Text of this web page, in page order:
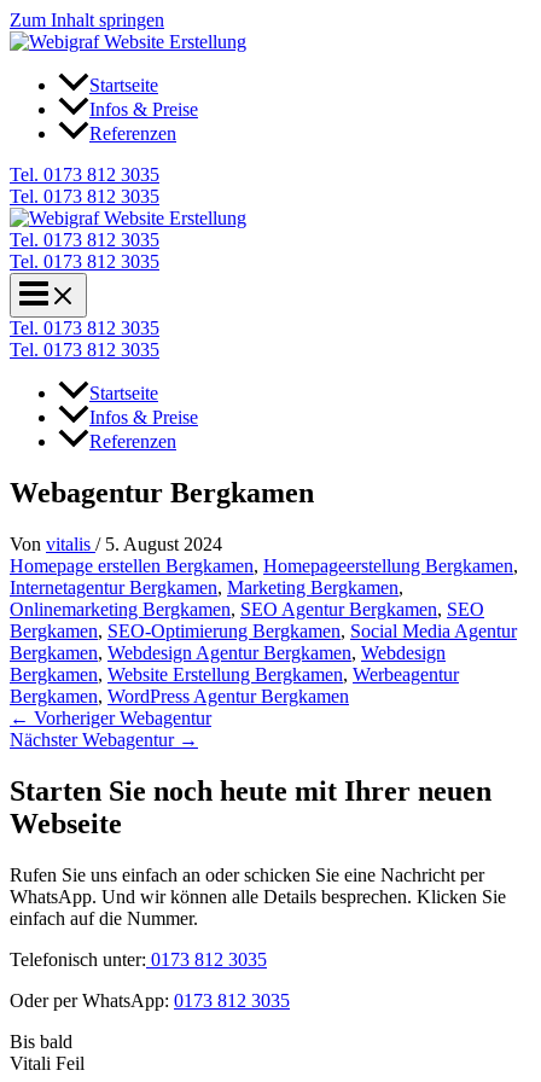
Zum Inhalt springen
Startseite
Infos & Preise
Referenzen
Tel. 0173 812 3035
Tel. 0173 812 3035
Tel. 0173 812 3035
Tel. 0173 812 3035
Tel. 0173 812 3035
Tel. 0173 812 3035
Startseite
Infos & Preise
Referenzen
Webagentur Bergkamen
Von vitalis / 5. August 2024
Homepage erstellen Bergkamen, Homepageerstellung Bergkamen,
Internetagentur Bergkamen, Marketing Bergkamen,
Onlinemarketing Bergkamen, SEO Agentur Bergkamen, SEO
Bergkamen, SEO-Optimierung Bergkamen, Social Media Agentur
Bergkamen, Webdesign Agentur Bergkamen, Webdesign
Bergkamen, Website Erstellung Bergkamen, Werbeagentur
Bergkamen, WordPress Agentur Bergkamen
← Vorheriger Webagentur
Nächster Webagentur →
Starten Sie noch heute mit Ihrer neuen
Webseite
Rufen Sie uns einfach an oder schicken Sie eine Nachricht per
WhatsApp. Und wir können alle Details besprechen. Klicken Sie
einfach auf die Nummer.
Telefonisch unter: 0173 812 3035
Oder per WhatsApp: 0173 812 3035
Bis bald
Vitali Feil